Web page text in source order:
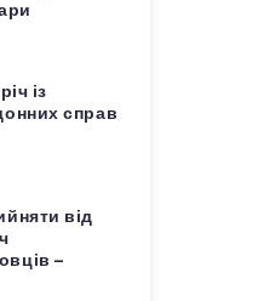
із
справ
від
–